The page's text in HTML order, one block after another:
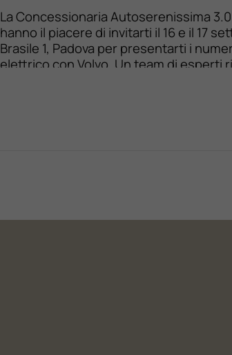
La Concessionaria Autoserenissima
hanno il piacere di invitarti il 16 e il 17
Brasile 1, Padova per presentarti i
elettrico con Volvo. Un team di esperti